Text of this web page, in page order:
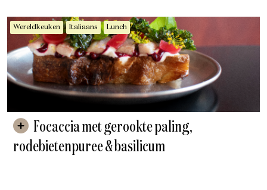
Wereldkeuken Italiaans Lunch
rodebietenpuree & basilicum